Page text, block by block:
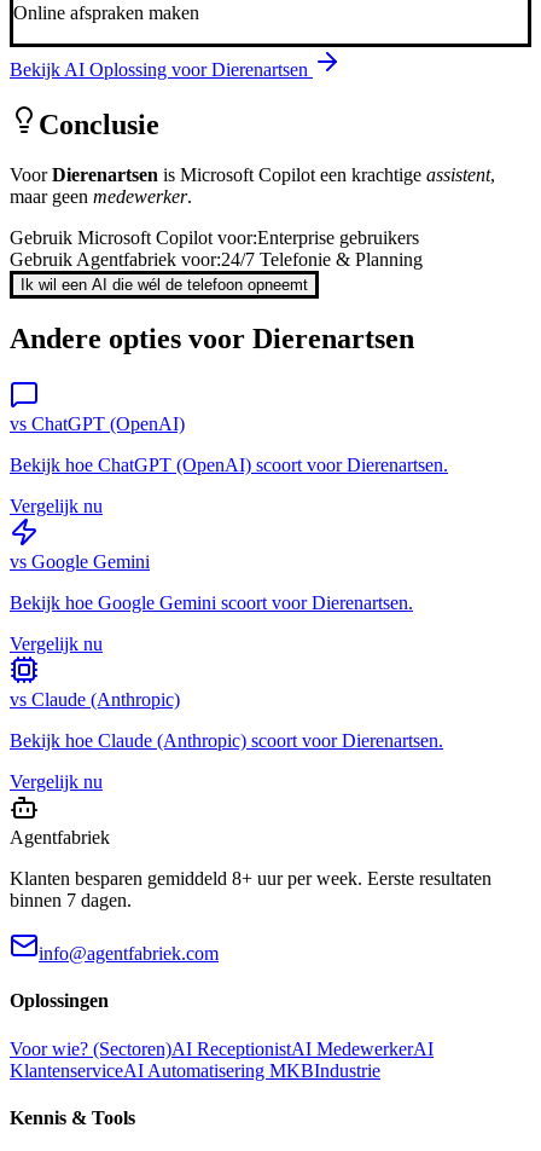
Online afspraken maken
Bekijk AI Oplossing voorDierenartsen
Conclusie
VoorDierenartsen is Microsoft Copiloteen krachtige assistent,
maar geen medewerker.
Gebruik Microsoft Copilotvoor:Enterprise gebruikers
Gebruik Agentfabriek voor:24/7 Telefonie & Planning
Ik wil een AI die wél de telefoon opneemt
Andere opties voor Dierenartsen
vs ChatGPT (OpenAI)
Bekijk hoe ChatGPT (OpenAI) scoort voorDierenartsen.
Vergelijk nu
vs Google Gemini
Bekijk hoe Google Gemini scoort voorDierenartsen.
Vergelijk nu
vs Claude (Anthropic)
Bekijk hoe Claude (Anthropic) scoort voorDierenartsen.
Vergelijk nu
Agentfabriek
Klanten besparen gemiddeld 8+ uur per week. Eerste resultaten
binnen 7 dagen.
info@agentfabriek.com
Oplossingen
Voor wie? (Sectoren)AI ReceptionistAI MedewerkerAI
KlantenserviceAI Automatisering MKBIndustrie
Kennis & Tools